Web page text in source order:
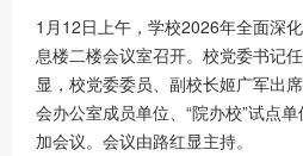
1月12日上午，学校2026年全面深
息楼二楼会议室召开。校党委书记
显，校党委委员、副校长姬广军出
会办公室成员单位、“院办校”试点
加会议。会议由路红显主持。